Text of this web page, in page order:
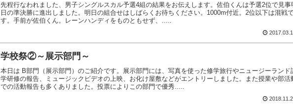
先程行なわれました、男子シングルスカル予選4組の結果をお伝えします。佐伯くんは予選2位で見事
日の準決勝に進出しました。明日の組合せはしばらくお待ちください。1000m付近。2位以下は混戦
す。手前が佐伯くん。レーンハンディをものともせず、.....
学校祭②～展示部門～
本日は B部門（展示部門）のご紹介です。展示部門には、写真を使った修学旅行やニュージーランド
学研修の報告、ミュージックビデオの上映、お化け屋敷などがエントリーしました。また授業や部活
での活動報告も多くありました。投票によりこの部門で優秀.....